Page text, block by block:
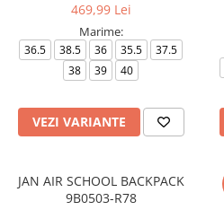
469,99 Lei
Marime:
36.5 38.5 36 35.5
37.5
38
39 40
VEZI VARIANTE
JAN AIR SCHOOL BACKPACK
9B0503-R78